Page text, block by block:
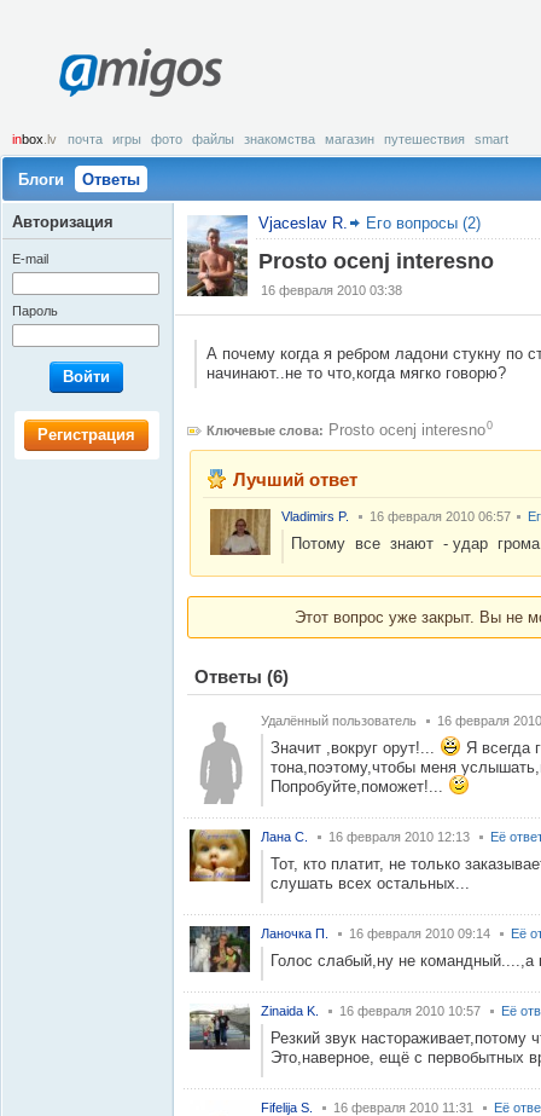
amigos
inbox .lv почта игры фото файлы знакомства магазин путешествия smart
Блоги Ответы
Vjaceslav R. Его вопросы (2)
Prosto ocenj interesno
16 февраля 2010 03:38
А почему когда я ребром ладони стукну по
начинают..не то что,когда мягко говорю?
Ключевые слова: Prosto ocenj interesno0
Лучший ответ
Vladimirs P. 16 февраля 2010 06:57
Потому все знают - удар
Этот вопрос уже закрыт. Вы не
Ответы (6)
Удалённый пользователь 16 февраля
Значит ,вокруг орут!...
Я всегда
тона,поэтому,чтобы меня
Попробуйте,поможет!...
Лана С. 16 февраля 2010 12:13 Её
Тот, кто платит, не только
слушать всех остальных...
Ланочка П. 16 февраля 2010 09:14 Её
Голос слабый,ну не командный....,а
Zinaida K. 16 февраля 2010 10:57 Её
Резкий звук настораживает,потому
Это,наверное, ещё с первобытных
Fifelija S. 16 февраля 2010 11:31 Её
Авторизация
E-mail
Пароль
Войти
Регистрация